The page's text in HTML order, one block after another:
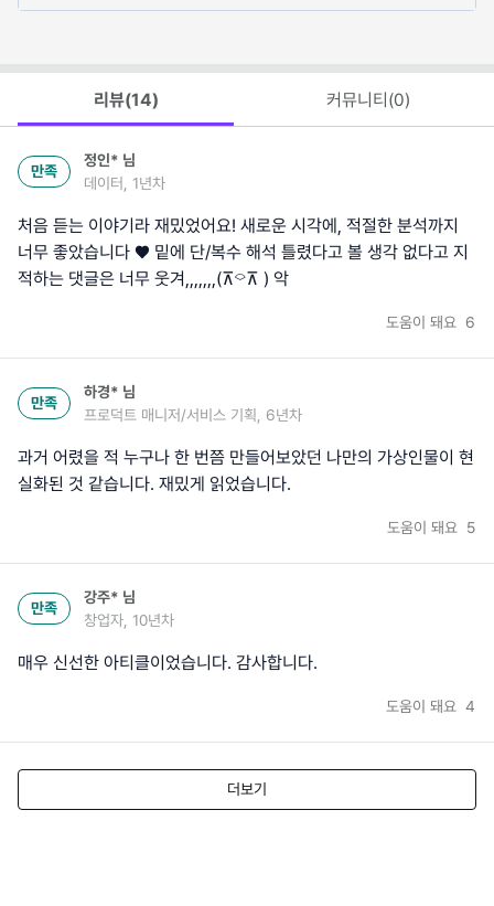
리뷰(14) 커뮤니티(0)
만족
정인* 님
데이터, 1년차
처음 듣는 이야기라 재밌었어요! 새로운 시각에, 적절한 분석까지
너무 좋았습니다 ♥ 밑에 단/복수 해석 틀렸다고 볼 생각 없다고 지
적하는 댓글은 너무 웃겨,,,,,,,(⊼⌔⊼ ) 악
도움이 돼요 6
만족
하경* 님
프로덕트 매니저/서비스 기획, 6년차
과거 어렸을 적 누구나 한 번쯤 만들어보았던 나만의 가상인물이 현
실화된 것 같습니다. 재밌게 읽었습니다.
도움이 돼요 5
만족
강주* 님
창업자, 10년차
매우 신선한 아티클이었습니다. 감사합니다.
도움이 돼요 4
더보기